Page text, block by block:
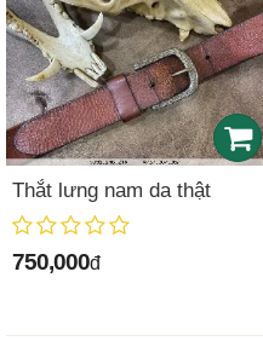
Thắt lưng nam da thật
750,000đ